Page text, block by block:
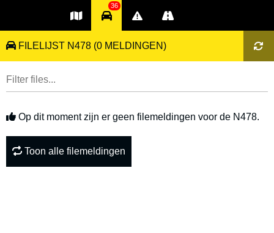
36
FILELIJST N478 (0 MELDINGEN)
Op dit moment zijn er geen filemeldingen voor de N478.
Toon alle filemeldingen